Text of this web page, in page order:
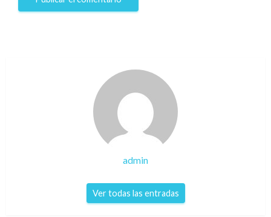
admin
Ver todas las entradas